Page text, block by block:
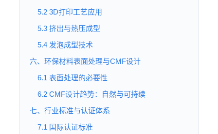
5.2 3D打印工艺应用
5.3 挤出与热压成型
5.4 发泡成型技术
六、环保材料表面处理与CMF设计
6.1 表面处理的必要性
6.2 CMF设计趋势：自然与可持续
七、行业标准与认证体系
7.1 国际认证标准